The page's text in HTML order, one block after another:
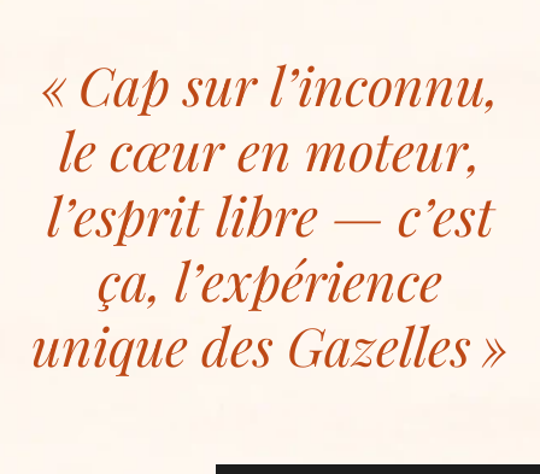
Cap sur l’inconnu,
le cœur en moteur,
l’esprit libre — c’est
ça, l’expérience
unique des Gazelles